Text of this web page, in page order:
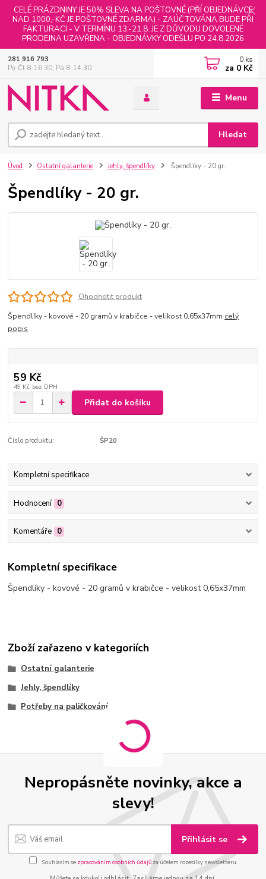
CELÉ PRÁZDNINY JE 50% SLEVA NA POŠTOVNÉ (PŘÍ OBJEDNÁVCE
NAD 1000,-KČ JE POŠTOVNÉ ZDARMA) - ZAÚČTOVÁNA BUDE PŘI
FAKTURACI - V TERMÍNU 13.-21.8. JE Z DŮVODU DOVOLENÉ
PRODEJNA UZAVŘENA - OBJEDNÁVKY ODEŠLU PO 24.8.2026
Menu
Hledat
281 916 793
Po-Čt 8-16:30, Pá 8-14:30
0 ks
za 0 Kč
Úvod Ostatní galanterie Jehly, špendlíky Špendlíky - 20 gr.
Špendlíky - 20 gr.
Ohodnotit produkt
Špendlíky - kovové - 20 gramů v krabičce - velikost 0,65x37mm celý
popis
59 Kč
49 Kč bez DPH
Přidat do košíku
Číslo produktu: ŠP20
Kompletní specifikace
Hodnocení 0
Komentáře 0
Kompletní specifikace
Špendlíky - kovové - 20 gramů v krabičce - velikost 0,65x37mm
Zboží zařazeno v kategoriích
Ostatní galanterie
Jehly, špendlíky
Potřeby na paličkování
Nepropásněte novinky, akce a
slevy!
Přihlásit se
Souhlasím se zpracováním osobních údajůza účelem rozesílky newsletteru.